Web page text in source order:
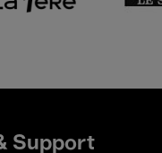
Support